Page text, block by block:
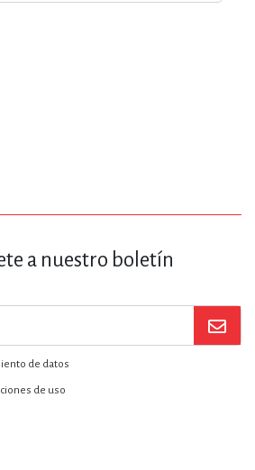
a nuestro boletín
de datos
de uso